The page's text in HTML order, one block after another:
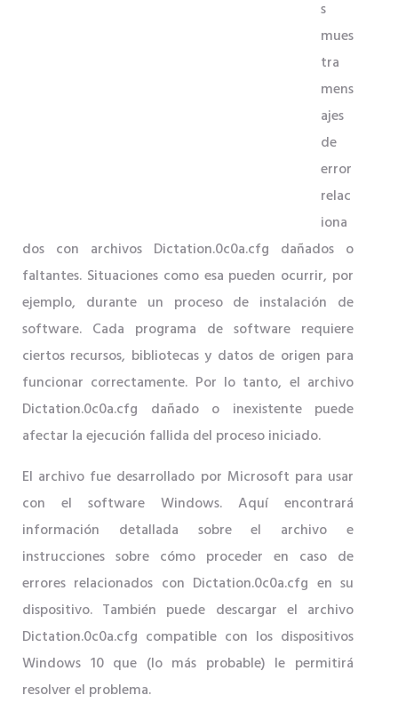
s
mues
tra
mens
ajes
de
error
relac
iona
dos con archivos Dictation.0c0a.cfg dañados o
faltantes. Situaciones como esa pueden ocurrir, por
ejemplo, durante un proceso de instalación de
software. Cada programa de software requiere
ciertos recursos, bibliotecas y datos de origen para
funcionar correctamente. Por lo tanto, el archivo
Dictation.0c0a.cfg dañado o inexistente puede
afectar la ejecución fallida del proceso iniciado.
El archivo fue desarrollado por Microsoft para usar
con el software Windows. Aquí encontrará
información detallada sobre el archivo e
instrucciones sobre cómo proceder en caso de
errores relacionados con Dictation.0c0a.cfg en su
dispositivo. También puede descargar el archivo
Dictation.0c0a.cfg compatible con los dispositivos
Windows 10 que (lo más probable) le permitirá
resolver el problema.